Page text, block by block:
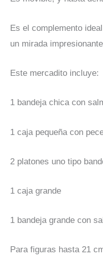
Es el complemento
un mirada
Este mercadito incluye:
1 bandeja chica con
1 caja pequeña con
2 platones uno tipo
1 caja grande
1 bandeja grande con
Para figuras hasta 21